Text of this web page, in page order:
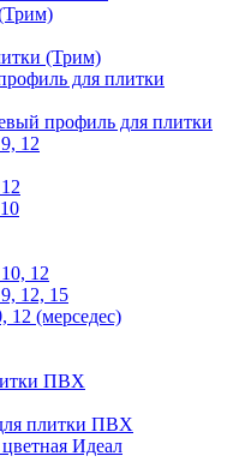
(Трим)
для плитки
профиль для плитки
12
12
12, 15
(мерседес)
ПВХ
плитки ПВХ
Идеал